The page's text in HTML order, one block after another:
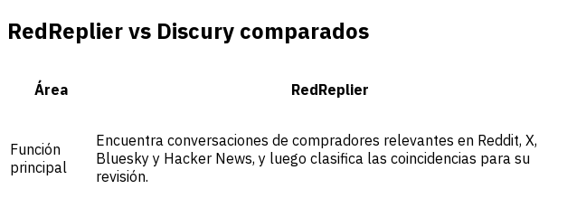
RedReplier vs Discury comparados
Área RedReplier
Función
principal
Encuentra conversaciones de compradores relevantes en Reddit, X,
Bluesky y Hacker News, y luego clasifica las coincidencias para su
revisión.